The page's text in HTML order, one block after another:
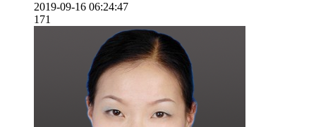
2019-09-16 06:24:47
171